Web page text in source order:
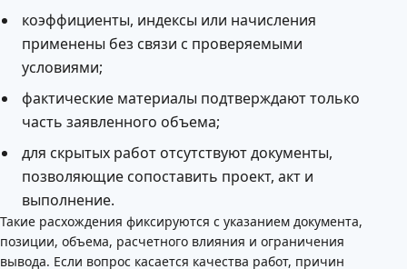
коэффициенты, индексы или начисления
применены без связи с проверяемыми
условиями;
фактические материалы подтверждают только
часть заявленного объема;
для скрытых работ отсутствуют документы,
позволяющие сопоставить проект, акт и
выполнение.
Такие расхождения фиксируются с указанием документа,
позиции, объема, расчетного влияния и ограничения
вывода. Если вопрос касается качества работ, причин